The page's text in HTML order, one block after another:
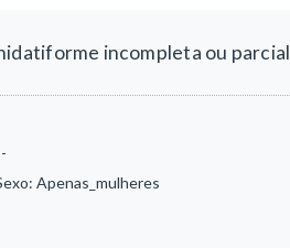
incompleta ou parcial
-
Apenas_mulheres